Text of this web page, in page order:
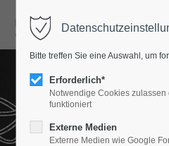
Login
Passwort
Bitte treffen Sie eine Auswahl, um
Erforderlich*
Notwendige Cookies
funktioniert
Externe Medien
Externe Medien wie Google